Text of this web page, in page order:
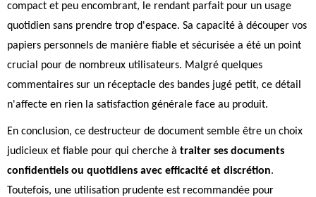
compact et peu encombrant, le rendant parfait pour un usage
quotidien sans prendre trop d'espace. Sa capacité à découper vos
papiers personnels de manière fiable et sécurisée a été un point
crucial pour de nombreux utilisateurs. Malgré quelques
commentaires sur un réceptacle des bandes jugé petit, ce détail
n'affecte en rien la satisfaction générale face au produit.
En conclusion, ce destructeur de document semble être un choix
judicieux et fiable pour qui cherche à traiter ses documents
confidentiels ou quotidiens avec efficacité et discrétion.
Toutefois, une utilisation prudente est recommandée pour